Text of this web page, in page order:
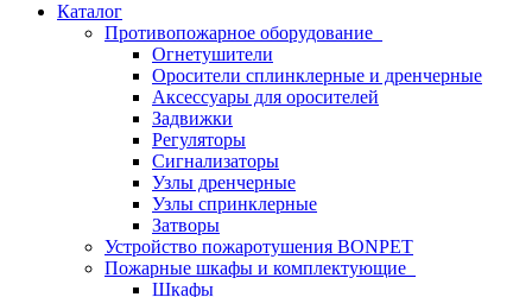
Каталог
Противопожарное оборудование
Огнетушители
Оросители сплинклерные и дренчерные
Аксессуары для оросителей
Задвижки
Регуляторы
Сигнализаторы
Узлы дренчерные
Узлы спринклерные
Затворы
Устройство пожаротушения BONPET
Пожарные шкафы и комплектующие
Шкафы